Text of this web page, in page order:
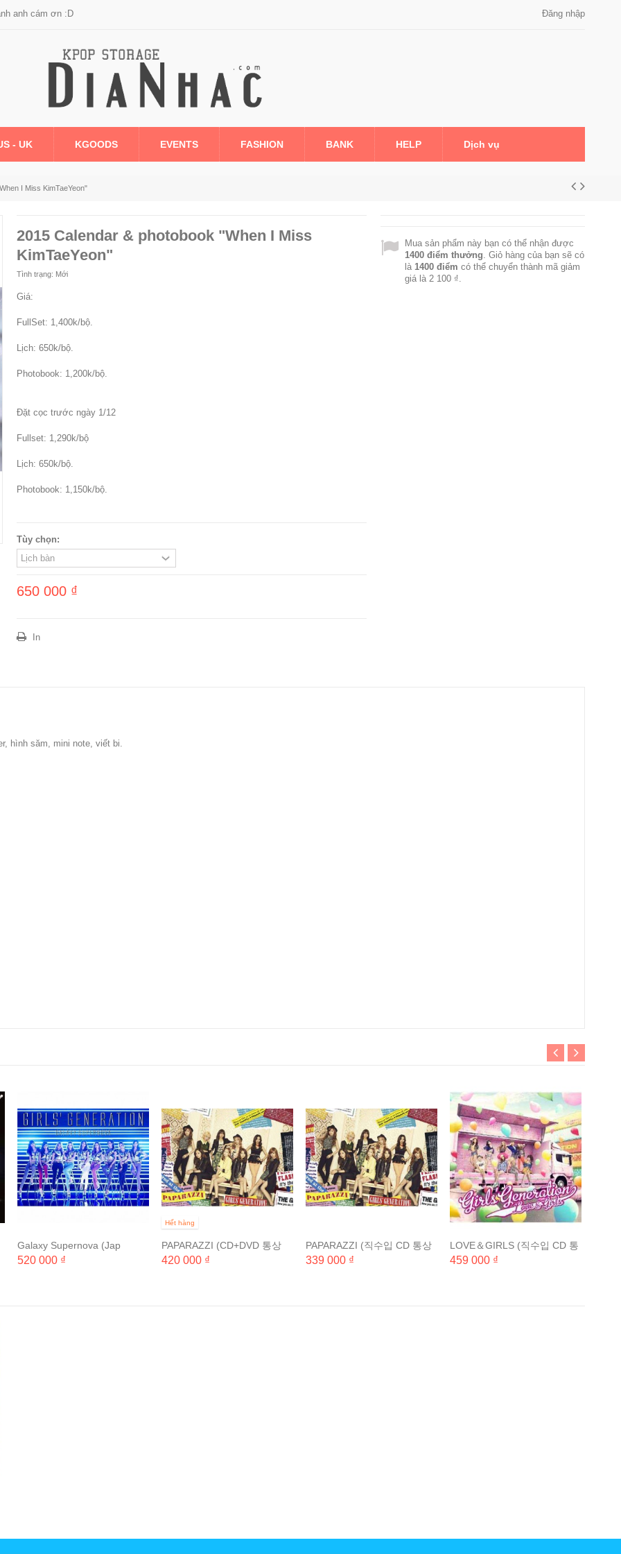
anh cám ơn :D Đăng nhập
- UK KGOODS EVENTS FASHION BANK HELP Dịch vụ
I Miss KimTaeYeon"
2015 Calendar & photobook "When I Miss
KimTaeYeon"
Tình trạng: Mới
Giá:
FullSet: 1,400k/bộ.
Lịch: 650k/bộ.
Photobook: 1,200k/bộ.
Đặt cọc trước ngày 1/12
Fullset: 1,290k/bộ
Lịch: 650k/bộ.
Photobook: 1,150k/bộ.
Tùy chọn:
650 000 ₫
In
Mua sản phẩm này bạn có thể nhận được
1400điểm thưởng. Giỏ hàng của bạn sẽ có
là 1400điểm có thể chuyển thành mã giảm
giá là 2 100 ₫.
hình săm, mini note, viết bi.
Galaxy Supernova (Jap
CD+DVD 초회한정반)
520 000 ₫
Hết hàng
PAPARAZZI (CD+DVD 통상
반)
420 000 ₫
PAPARAZZI (직수입 CD 통상
반)
339 000 ₫
LOVE＆GIRLS (직수입 CD 통
상반)
459 000 ₫